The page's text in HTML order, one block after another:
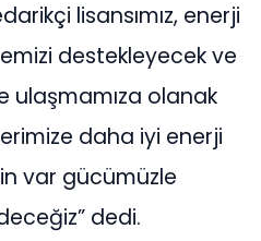
lisansımız, enerji
destekleyecek ve
ulaşmamıza olanak
daha iyi enerji
var gücümüzle
dedi.